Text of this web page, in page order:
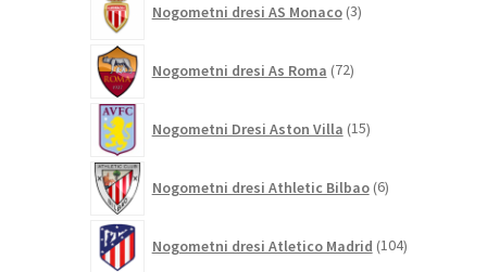
Nogometni dresi AS Monaco 3izdelki
Nogometni dresi As Roma 72izdelkov
Nogometni Dresi Aston Villa 15izdelkov
Nogometni dresi Athletic Bilbao 6izdelkov
Nogometni dresi Atletico Madrid 104izdelki